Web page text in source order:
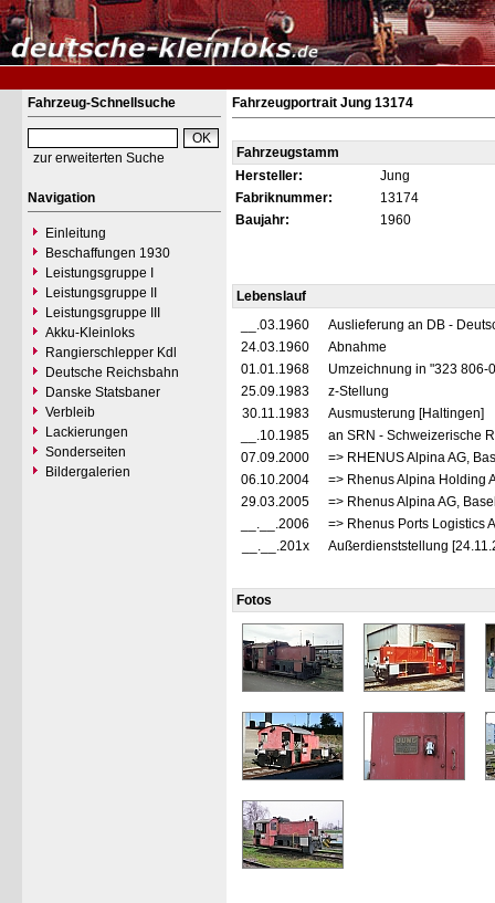
Fahrzeug-Schnellsuche
zur erweiterten Suche
Navigation
Einleitung
Beschaffungen 1930
Leistungsgruppe I
Leistungsgruppe II
Leistungsgruppe III
Akku-Kleinloks
Rangierschlepper Kdl
Deutsche Reichsbahn
Danske Statsbaner
Verbleib
Lackierungen
Sonderseiten
Bildergalerien
Fahrzeugportrait Jung 13174
Fahrzeugstamm
Hersteller:
Jung
Fabriknummer:
13174
Baujahr:
1960
Lebenslauf
__.03.1960
Auslieferung an DB -
24.03.1960
Abnahme
01.01.1968
Umzeichnung in "323 806-
25.09.1983
z-Stellung
30.11.1983
Ausmusterung [Haltingen]
__.10.1985
an SRN - Schweizerische
07.09.2000
=> RHENUS Alpina AG,
06.10.2004
=> Rhenus Alpina Holding
29.03.2005
=> Rhenus Alpina AG,
__.__.2006
=> Rhenus Ports Logistics
__.__.201x
Außerdienststellung
Fotos